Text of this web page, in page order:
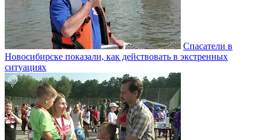
Спасатели в
Новосибирске показали, как действовать в экстренных
ситуациях